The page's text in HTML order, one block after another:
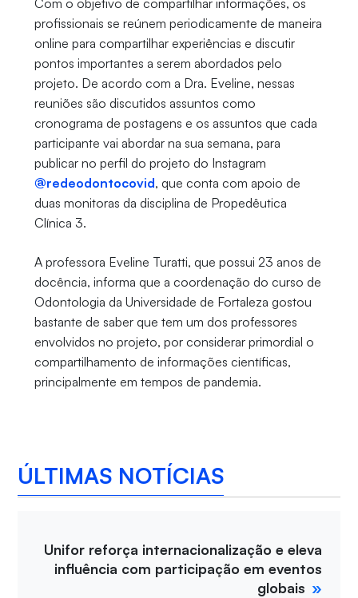
Com o objetivo de compartilhar informações, os
profissionais se reúnem periodicamente de maneira
online para compartilhar experiências e discutir
pontos importantes a serem abordados pelo
projeto. De acordo com a Dra. Eveline, nessas
reuniões são discutidos assuntos como
cronograma de postagens e os assuntos que cada
participante vai abordar na sua semana, para
publicar no perfil do projeto do Instagram
@redeodontocovid, que conta com apoio de
duas monitoras da disciplina de Propedêutica
Clínica 3.
A professora Eveline Turatti, que possui 23 anos de
docência, informa que a coordenação do curso de
Odontologia da Universidade de Fortaleza gostou
bastante de saber que tem um dos professores
envolvidos no projeto, por considerar primordial o
compartilhamento de informações científicas,
principalmente em tempos de pandemia.
ÚLTIMAS NOTÍCIAS
Unifor reforça internacionalização e eleva
influência com participação em eventos
globais